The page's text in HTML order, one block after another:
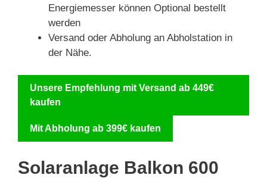
Energiemesser können Optional bestellt
werden
Versand oder Abholung an Abholstation in
der Nähe.
Unsere Empfehlung mit Versand ab 449€
kaufen
Mit Abholung ab 399€ kaufen
Solaranlage Balkon 600